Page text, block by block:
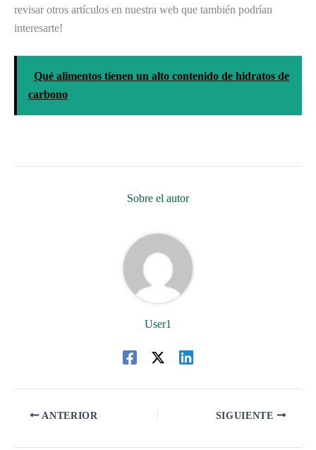
revisar otros artículos en nuestra web que también podrían
interesarte!
Qué alimentos tienen un alto contenido de hidratos de
carbono
Sobre el autor
User1
ANTERIOR SIGUIENTE